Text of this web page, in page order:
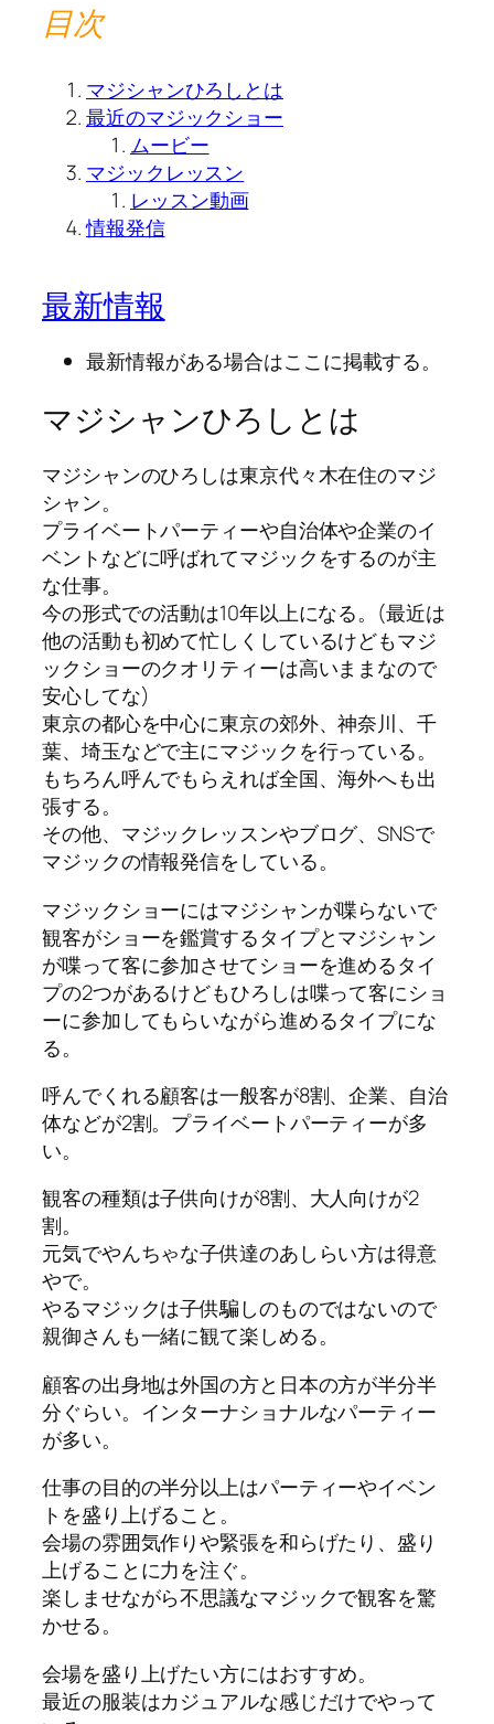
目次
マジシャンひろしとは
最近のマジックショー
ムービー
マジックレッスン
レッスン動画
情報発信
最新情報
最新情報がある場合はここに掲載する。
マジシャンひろしとは
マジシャンのひろしは東京代々木在住のマジ
シャン。
プライベートパーティーや自治体や企業のイ
ベントなどに呼ばれてマジックをするのが主
な仕事。
今の形式での活動は10年以上になる。(最近は
他の活動も初めて忙しくしているけどもマジ
ックショーのクオリティーは高いままなので
安心してな)
東京の都心を中心に東京の郊外、神奈川、千
葉、埼玉などで主にマジックを行っている。
もちろん呼んでもらえれば全国、海外へも出
張する。
その他、マジックレッスンやブログ、SNSで
マジックの情報発信をしている。
マジックショーにはマジシャンが喋らないで
観客がショーを鑑賞するタイプとマジシャン
が喋って客に参加させてショーを進めるタイ
プの2つがあるけどもひろしは喋って客にショ
ーに参加してもらいながら進めるタイプにな
る。
呼んでくれる顧客は一般客が8割、企業、自治
体などが2割。プライベートパーティーが多
い。
観客の種類は子供向けが8割、大人向けが2
割。
元気でやんちゃな子供達のあしらい方は得意
やで。
やるマジックは子供騙しのものではないので
親御さんも一緒に観て楽しめる。
顧客の出身地は外国の方と日本の方が半分半
分ぐらい。インターナショナルなパーティー
が多い。
仕事の目的の半分以上はパーティーやイベン
トを盛り上げること。
会場の雰囲気作りや緊張を和らげたり、盛り
上げることに力を注ぐ。
楽しませながら不思議なマジックで観客を驚
かせる。
会場を盛り上げたい方にはおすすめ。
最近の服装はカジュアルな感じだけでやって